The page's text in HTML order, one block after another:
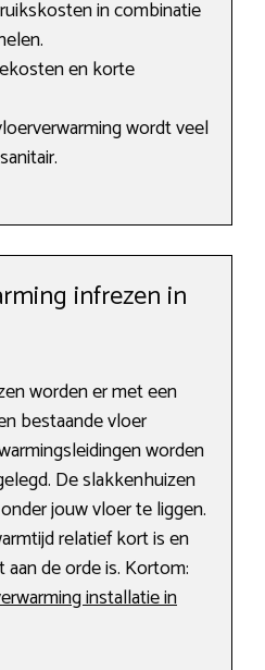
in combinatie
en korte
wordt veel
infrezen in
worden er met een
bestaande vloer
worden
De slakkenhuizen
jouw vloer te liggen.
relatief kort is en
de orde is. Kortom:
installatie in